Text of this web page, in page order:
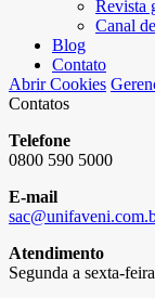
Revista
Canal
Blog
Contato
Abrir Cookies
Contatos
Telefone
0800 590 5000
E-mail
Atendimento
Segunda a sexta-